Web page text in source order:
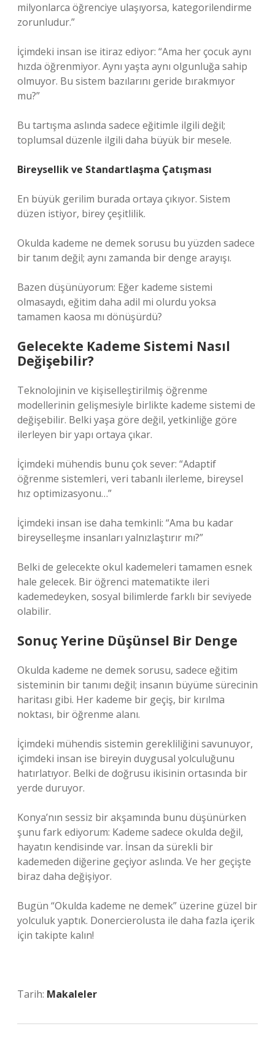
milyonlarca öğrenciye ulaşıyorsa, kategorilendirme
zorunludur.”
İçimdeki insan ise itiraz ediyor: “Ama her çocuk aynı
hızda öğrenmiyor. Aynı yaşta aynı olgunluğa sahip
olmuyor. Bu sistem bazılarını geride bırakmıyor
mu?”
Bu tartışma aslında sadece eğitimle ilgili değil;
toplumsal düzenle ilgili daha büyük bir mesele.
Bireysellik ve Standartlaşma Çatışması
En büyük gerilim burada ortaya çıkıyor. Sistem
düzen istiyor, birey çeşitlilik.
Okulda kademe ne demek sorusu bu yüzden sadece
bir tanım değil; aynı zamanda bir denge arayışı.
Bazen düşünüyorum: Eğer kademe sistemi
olmasaydı, eğitim daha adil mi olurdu yoksa
tamamen kaosa mı dönüşürdü?
Gelecekte Kademe Sistemi Nasıl
Değişebilir?
Teknolojinin ve kişiselleştirilmiş öğrenme
modellerinin gelişmesiyle birlikte kademe sistemi de
değişebilir. Belki yaşa göre değil, yetkinliğe göre
ilerleyen bir yapı ortaya çıkar.
İçimdeki mühendis bunu çok sever: “Adaptif
öğrenme sistemleri, veri tabanlı ilerleme, bireysel
hız optimizasyonu…”
İçimdeki insan ise daha temkinli: “Ama bu kadar
bireyselleşme insanları yalnızlaştırır mı?”
Belki de gelecekte okul kademeleri tamamen esnek
hale gelecek. Bir öğrenci matematikte ileri
kademedeyken, sosyal bilimlerde farklı bir seviyede
olabilir.
Sonuç Yerine Düşünsel Bir Denge
Okulda kademe ne demek sorusu, sadece eğitim
sisteminin bir tanımı değil; insanın büyüme sürecinin
haritası gibi. Her kademe bir geçiş, bir kırılma
noktası, bir öğrenme alanı.
İçimdeki mühendis sistemin gerekliliğini savunuyor,
içimdeki insan ise bireyin duygusal yolculuğunu
hatırlatıyor. Belki de doğrusu ikisinin ortasında bir
yerde duruyor.
Konya’nın sessiz bir akşamında bunu düşünürken
şunu fark ediyorum: Kademe sadece okulda değil,
hayatın kendisinde var. İnsan da sürekli bir
kademeden diğerine geçiyor aslında. Ve her geçişte
biraz daha değişiyor.
Bugün “Okulda kademe ne demek” üzerine güzel bir
yolculuk yaptık. Donercierolusta ile daha fazla içerik
için takipte kalın!
Tarih: Makaleler